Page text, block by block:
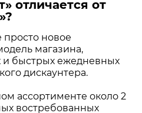
отличается от
просто новое
магазина,
и быстрых ежедневных
дискаунтера.
ассортименте около 2
востребованных